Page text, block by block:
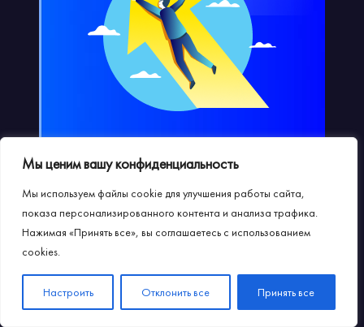
Мы ценим вашу конфиденциальность
Мы используем файлы cookie для улучшения работы сайта,
показа персонализированного контента и анализа трафика.
Нажимая «Принять все», вы соглашаетесь с использованием
cookies.
Настроить Отклонить все Принять все
Записанные видео-уроки и скринкасты
Доведение до продаж
Возможность старта на любом
маркетплейсе
🎁Бесплатный разбор магазина